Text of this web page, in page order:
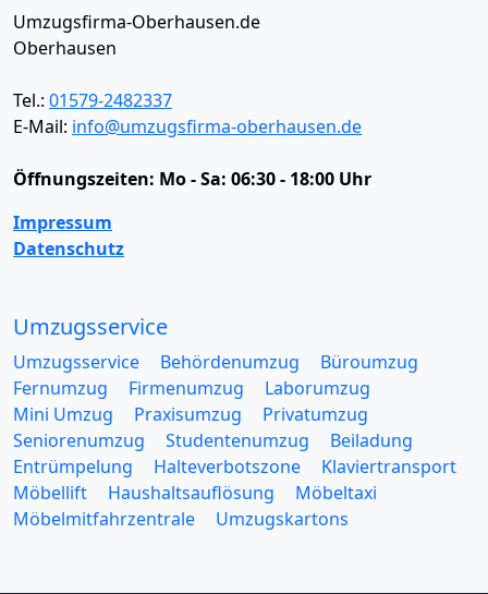
Umzugsfirma-Oberhausen.de
Oberhausen
Tel.: 01579-2482337
E-Mail: info@umzugsfirma-oberhausen.de
Öffnungszeiten: Mo - Sa: 06:30 - 18:00 Uhr
Impressum
Datenschutz
Umzugsservice
Umzugsservice Behördenumzug
Büroumzug
Fernumzug
Firmenumzug
Laborumzug
Mini Umzug
Praxisumzug
Privatumzug
Seniorenumzug
Studentenumzug
Beiladung
Entrümpelung
Halteverbotszone
Klaviertransport
Möbellift
Haushaltsauflösung
Möbeltaxi
Möbelmitfahrzentrale
Umzugskartons